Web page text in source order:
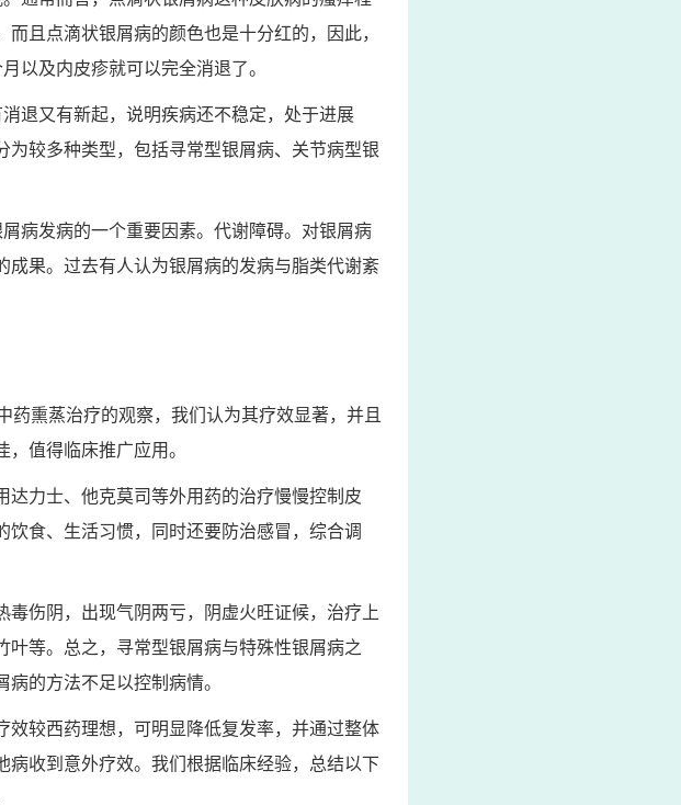
且点滴状银屑病的颜色也是十分红的，因此，
以及内皮疹就可以完全消退了。
退又有新起，说明疾病还不稳定，处于进展
较多种类型，包括寻常型银屑病、关节病型银
病发病的一个重要因素。代谢障碍。对银屑病
果。过去有人认为银屑病的发病与脂类代谢紊
熏蒸治疗的观察，我们认为其疗效显著，并且
值得临床推广应用。
力士、他克莫司等外用药的治疗慢慢控制皮
食、生活习惯，同时还要防治感冒，综合调
伤阴，出现气阴两亏，阴虚火旺证候，治疗上
等。总之，寻常型银屑病与特殊性银屑病之
的方法不足以控制病情。
较西药理想，可明显降低复发率，并通过整体
收到意外疗效。我们根据临床经验，总结以下